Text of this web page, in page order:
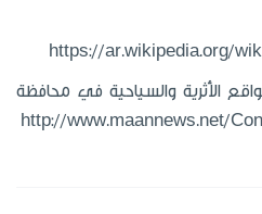
الأثرية والسياحية في محافظة